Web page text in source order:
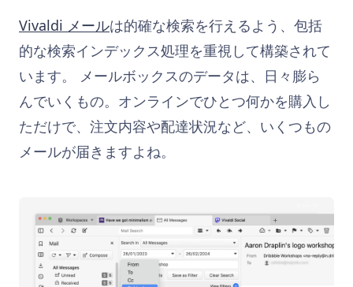
Vivaldi メールは的確な検索を行えるよう、包括
的な検索インデックス処理を重視して構築されて
います。 メールボックスのデータは、日々膨ら
んでいくもの。オンラインでひとつ何かを購入し
ただけで、注文内容や配達状況など、いくつもの
メールが届きますよね。